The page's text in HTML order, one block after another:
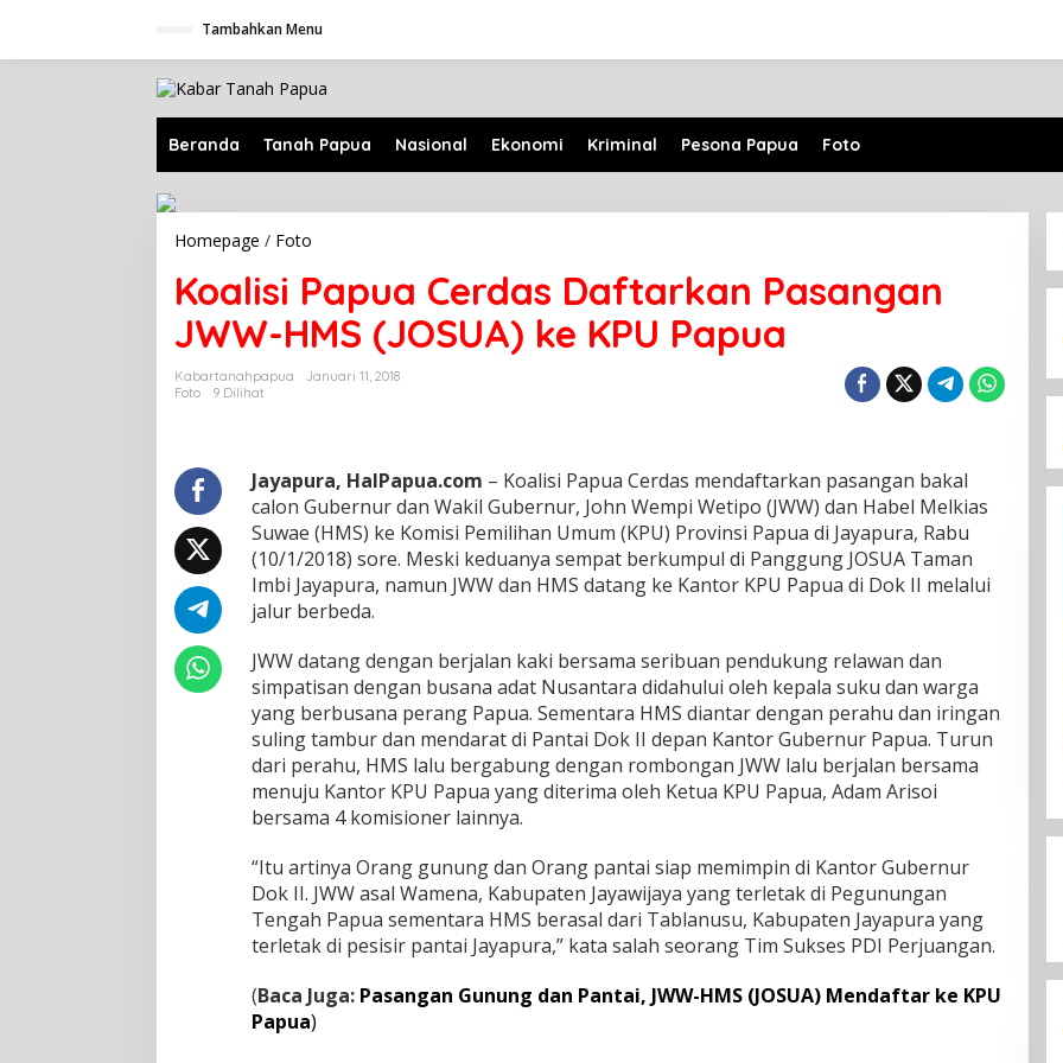
Tambahkan Menu
Beranda Tanah Papua Nasional Ekonomi Kriminal Pesona Papua Foto
Homepage / Foto
a
i
s
a
C
e
r
d
a
s
D
f
t
a
r
k
a
n
P
s
a
n
g
a
J
W
W
Koalisi Papua Cerdas Daftarkan Pasangan
JWW-HMS (JOSUA) ke KPU Papua
Kabartanahpapua
Januari 11, 2018
Foto
9 Dilihat
Jayapura, HaIPapua.com – Koalisi Papua Cerdas mendaftarkan pasangan bakal
calon Gubernur dan Wakil Gubernur, John Wempi Wetipo (JWW) dan Habel Melkias
Suwae (HMS) ke Komisi Pemilihan Umum (KPU) Provinsi Papua di Jayapura, Rabu
(10/1/2018) sore. Meski keduanya sempat berkumpul di Panggung JOSUA Taman
Imbi Jayapura, namun JWW dan HMS datang ke Kantor KPU Papua di Dok II melalui
jalur berbeda.
JWW datang dengan berjalan kaki bersama seribuan pendukung relawan dan
simpatisan dengan busana adat Nusantara didahului oleh kepala suku dan warga
yang berbusana perang Papua. Sementara HMS diantar dengan perahu dan iringan
suling tambur dan mendarat di Pantai Dok II depan Kantor Gubernur Papua. Turun
dari perahu, HMS lalu bergabung dengan rombongan JWW lalu berjalan bersama
menuju Kantor KPU Papua yang diterima oleh Ketua KPU Papua, Adam Arisoi
bersama 4 komisioner lainnya.
“Itu artinya Orang gunung dan Orang pantai siap memimpin di Kantor Gubernur
Dok II. JWW asal Wamena, Kabupaten Jayawijaya yang terletak di Pegunungan
Tengah Papua sementara HMS berasal dari Tablanusu, Kabupaten Jayapura yang
terletak di pesisir pantai Jayapura,” kata salah seorang Tim Sukses PDI Perjuangan.
(Baca Juga: Pasangan Gunung dan Pantai, JWW-HMS (JOSUA) Mendaftar ke KPU
Papua)